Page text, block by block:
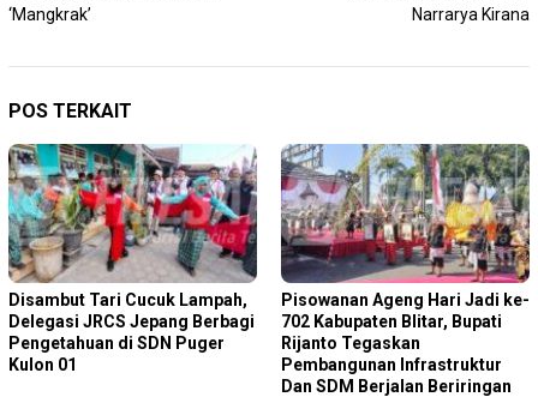
‘Mangkrak’
Narrarya Kirana
POS TERKAIT
Disambut Tari Cucuk Lampah,
Delegasi JRCS Jepang Berbagi
Pengetahuan di SDN Puger
Kulon 01
Pisowanan Ageng Hari Jadi ke-
702 Kabupaten Blitar, Bupati
Rijanto Tegaskan
Pembangunan Infrastruktur
Dan SDM Berjalan Beriringan